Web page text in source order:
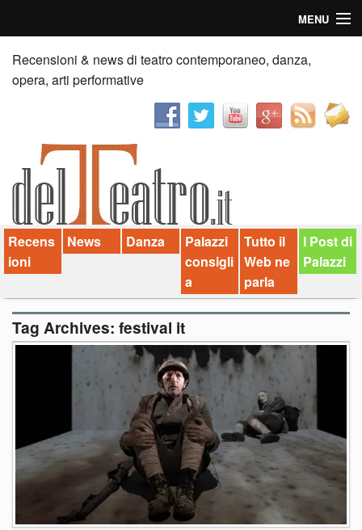
MENU
Home
Recensioni
News
Palazzi consiglia
Video
Chi siamo
Contatti
Recensioni & news di teatro contemporaneo, danza,
opera, arti performative
Recens
ioni
News Danza
Palazzi
consigli
a
Tutto il
Web ne
parla
I Post di
Palazzi
Tag Archives: festival it